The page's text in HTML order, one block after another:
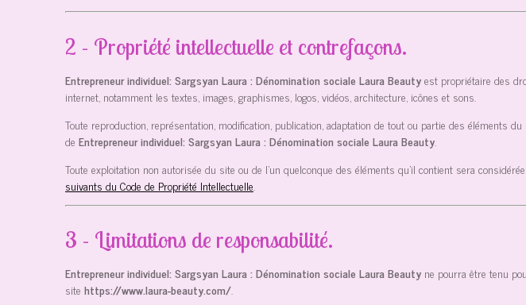
2 - Propriété intellectuelle et contrefaçons.
Entrepreneur individuel: Sargsyan Laura : Dénomination sociale Laura Beautyest propriétaire des
internet, notamment les textes, images, graphismes, logos, vidéos, architecture, icônes et sons.
Toute reproduction, représentation, modification, publication, adaptation de tout ou partie des éléments
de Entrepreneur individuel: Sargsyan Laura : Dénomination sociale Laura Beauty.
Toute exploitation non autorisée du site ou de l’un quelconque des éléments qu’il contient sera
suivants du Code de Propriété Intellectuelle.
3 - Limitations de responsabilité.
Entrepreneur individuel: Sargsyan Laura : Dénomination sociale Laura Beauty ne pourra être tenu
site https://www.laura-beauty.com/.